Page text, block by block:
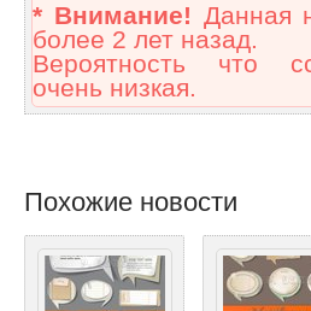
* Внимание! Данная
более 2 лет назад.
Вероятность что
очень низкая.
Похожие новости